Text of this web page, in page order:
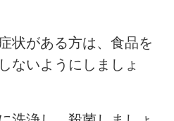
状がある方は、食品を
ないようにしましょ